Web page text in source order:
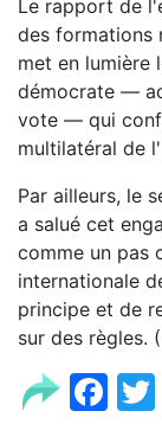
Le rapport de
des formations
met en lumière
démocrate —
vote — qui
multilatéral de
Par ailleurs, le
a salué cet
comme un pas
internationale
principe et de
sur des règles.